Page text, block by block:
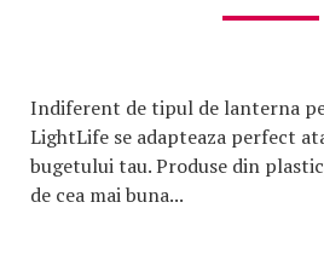
Indiferent de tipul de lanterna
LightLife se adapteaza perfect
bugetului tau. Produse din
de cea mai buna...